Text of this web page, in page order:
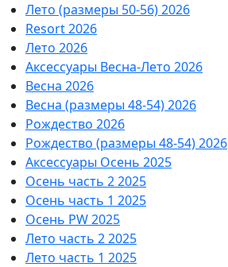
Лето (размеры 50-56) 2026
Resort 2026
Лето 2026
Аксессуары Весна-Лето 2026
Весна 2026
Весна (размеры 48-54) 2026
Рождество 2026
Рождество (размеры 48-54) 2026
Аксессуары Осень 2025
Осень часть 2 2025
Осень часть 1 2025
Осень PW 2025
Лето часть 2 2025
Лето часть 1 2025